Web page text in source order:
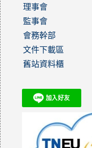
理事會
監事會
會務幹部
文件下載區
舊站資料櫃